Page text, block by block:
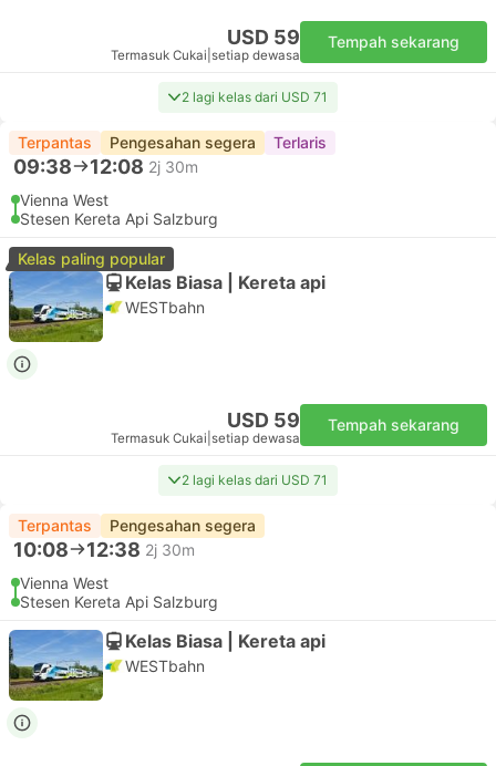
USD 59
Termasuk Cukai setiap dewasa
Tempah sekarang
2 lagi kelas dari USD 71
Terpantas Pengesahan segera Terlaris
09:38 12:08 2j 30m
Vienna West
Stesen Kereta Api Salzburg
Kelas paling popular
Kelas Biasa | Kereta api
WESTbahn
USD 59
Termasuk Cukai setiap dewasa
Tempah sekarang
2 lagi kelas dari USD 71
Terpantas Pengesahan segera
10:08 12:38 2j 30m
Vienna West
Stesen Kereta Api Salzburg
Kelas Biasa | Kereta api
WESTbahn